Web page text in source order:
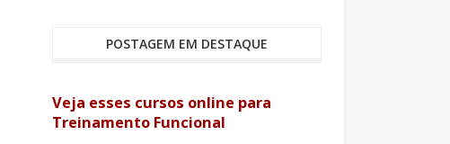
POSTAGEM EM DESTAQUE
Veja esses cursos online para
Treinamento Funcional